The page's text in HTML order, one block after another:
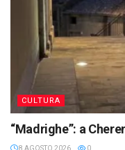
CULTURA
“Madrighe”: a
8 AGOSTO 2026 0